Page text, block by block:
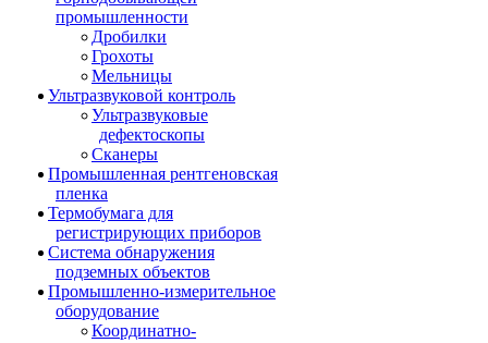
промышленности
Дробилки
Грохоты
Мельницы
Ультразвуковой контроль
Ультразвуковые
дефектоскопы
Сканеры
Промышленная рентгеновская
пленка
Термобумага для
регистрирующих приборов
Система обнаружения
подземных объектов
Промышленно-измерительное
оборудование
Координатно-